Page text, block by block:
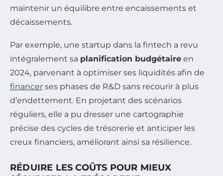
maintenir un équilibre entre encaissements et
décaissements.
Par exemple, une startup dans la fintech a revu
intégralement sa planification budgétaire en
2024, parvenant à optimiser ses liquidités afin de
financer ses phases de R&D sans recourir à plus
d’endettement. En projetant des scénarios
réguliers, elle a pu dresser une cartographie
précise des cycles de trésorerie et anticiper les
creux financiers, améliorant ainsi sa résilience.
RÉDUIRE LES COÛTS POUR MIEUX